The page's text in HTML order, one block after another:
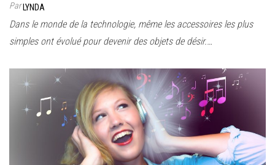
ParLYNDA
Dans le monde de la technologie, même les accessoires les plus
simples ont évolué pour devenir des objets de désir.…